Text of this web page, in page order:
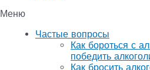
Меню
Частые вопросы
Как бороться с
победить
Как бросить